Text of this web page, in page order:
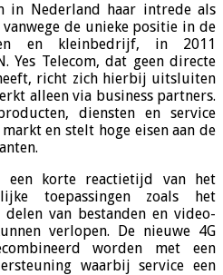
in Nederland haar intrede als
de unieke positie in de
en kleinbedrijf, in 2011
Yes Telecom, dat geen directe
richt zich hierbij uitsluiten
alleen via business partners.
diensten en service
en stelt hoge eisen aan de
een korte reactietijd van het
toepassingen zoals het
van bestanden en video-
verlopen. De nieuwe 4G
worden met een
waarbij service een